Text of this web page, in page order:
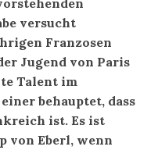
versucht
Franzosen
Jugend von Paris
Talent im
behauptet, dass
ist. Es ist
von Eberl, wenn